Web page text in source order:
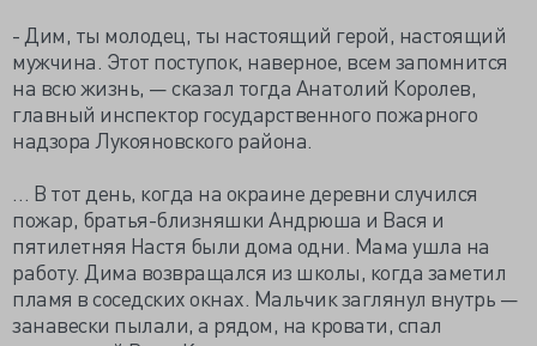
- Дим, ты молодец, ты настоящий герой, настоящий
мужчина. Этот поступок, наверное, всем запомнится
на всю жизнь, — сказал тогда Анатолий Королeв,
главный инспектор государственного пожарного
надзора Лукояновского района.
… В тот день, когда на окраине деревни случился
пожар, братья-близняшки Андрюша и Вася и
пятилетняя Настя были дома одни. Мама ушла на
работу. Дима возвращался из школы, когда заметил
пламя в соседских окнах. Мальчик заглянул внутрь —
занавески пылали, а рядом, на кровати, спал